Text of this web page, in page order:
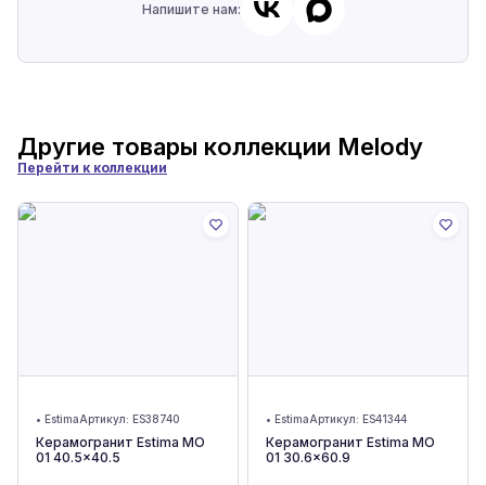
Напишите нам:
Другие товары коллекции Melody
Перейти к коллекции
• EstimaАртикул: ES38740
Керамогранит Estima MO
01 40.5x40.5
• EstimaАртикул: ES41344
Керамогранит Estima MO
01 30.6x60.9